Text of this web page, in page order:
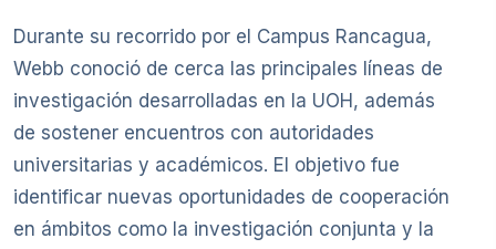
Durante su recorrido por el Campus Rancagua,
Webb conoció de cerca las principales líneas de
investigación desarrolladas en la UOH, además
de sostener encuentros con autoridades
universitarias y académicos. El objetivo fue
identificar nuevas oportunidades de cooperación
en ámbitos como la investigación conjunta y la